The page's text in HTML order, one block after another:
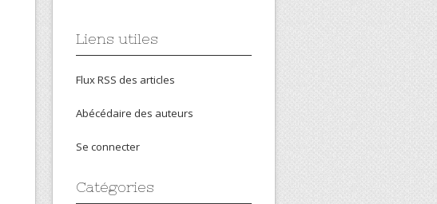
Liens utiles
Flux RSS des articles
Abécédaire des auteurs
Se connecter
Catégories